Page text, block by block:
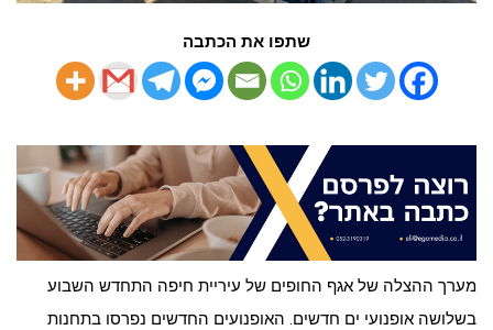
שתפו את הכתבה
מערך ההצלה של אגף החופים של עיריית חיפה התחדש השבוע
בשלושה אופנועי ים חדשים. האופנועים החדשים נפרסו בתחנות